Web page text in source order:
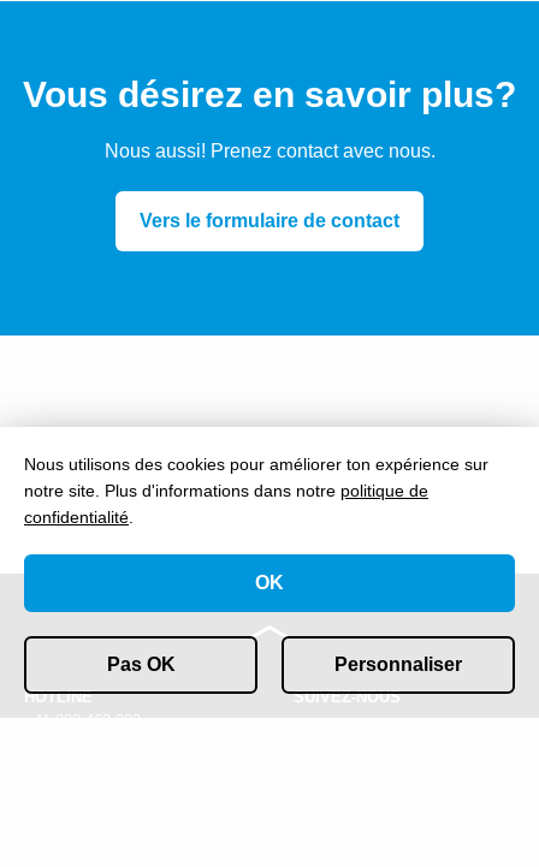
Vous désirez en savoir plus?
Nous aussi! Prenez contact avec nous.
Vers le formulaire de contact
HOTLINE
+41 800 463 222
SUIVEZ-NOUS
Nous utilisons des cookies pour améliorer ton expérience sur
notre site. Plus d'informations dans notre politique de
confidentialité
Pas OK Personnaliser
OK